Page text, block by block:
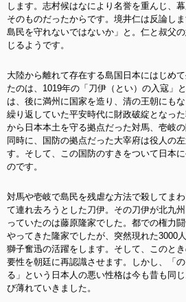
します。志村候はなにより名誉を重んじ、
そのものだったからです。境井仁は反論し
島民を守れないではないか」と。仁と叔父
じるようです。
大陸から離れて存在する島国日本にはじめ
たのは、1019年の「刀伊（とい）の入寇」
は、後に満州に国家を造り、清の王朝にも
繰り返していた平安時代に財政破綻となっ
から日本本土を守る拠点だった対馬、壱岐
同時に、国防の拠点だった大宰府は役人の
す。そして、この国防のすきをついて日本
のです。
対馬や壱岐で島民を残虐な方法で殺してま
て連れ去ろうとした刀伊。その刀伊が北九
っていたのは藤原隆家でした。都での権力
やってきた隆家でしたが、突然現れた3000
獅子奮迅の活躍をします。そして、このと
要性を朝廷に再認識させます。しかし、「
る」という日本人の悪い性格は今も昔も同
び薄れていきました。